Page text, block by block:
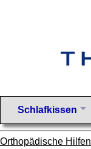
Schlafkissen
Orthopädische Hilfen